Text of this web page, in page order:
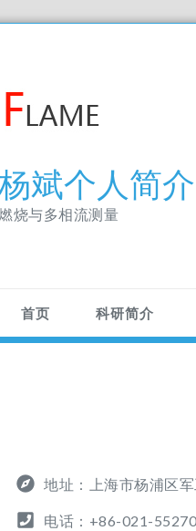
斌个人简介
烧与多相流测量
首页 科研简介
地址：上海市杨浦区
电话：+86-021-